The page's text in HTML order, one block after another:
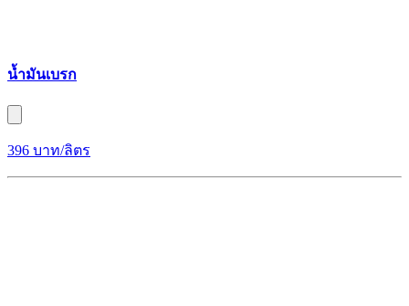
น้ำมันเบรก
396 บาท/ลิตร